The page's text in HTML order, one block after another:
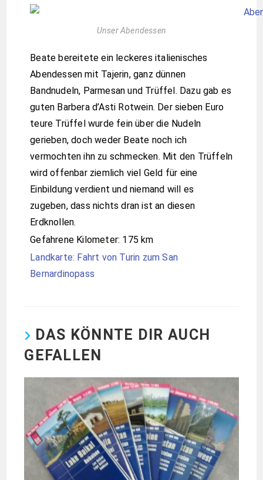
Unser Abendessen
Beate bereitete ein leckeres italienisches
Abendessen mit Tajerin, ganz dünnen
Bandnudeln, Parmesan und Trüffel. Dazu gab es
guten Barbera d’Asti Rotwein. Der sieben Euro
teure Trüffel wurde fein über die Nudeln
gerieben, doch weder Beate noch ich
vermochten ihn zu schmecken. Mit den Trüffeln
wird offenbar ziemlich viel Geld für eine
Einbildung verdient und niemand will es
zugeben, dass nichts dran ist an diesen
Erdknollen.
Gefahrene Kilometer: 175 km
Landkarte: Fahrt von Turin zum San
Bernardinopass
DAS KÖNNTE DIR AUCH
GEFALLEN